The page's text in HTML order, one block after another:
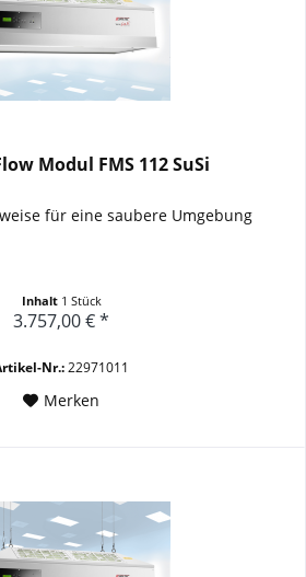
Modul FMS 112 SuSi
für eine saubere Umgebung
Inhalt 1 Stück
3.757,00 € *
Nr.:22971011
Merken